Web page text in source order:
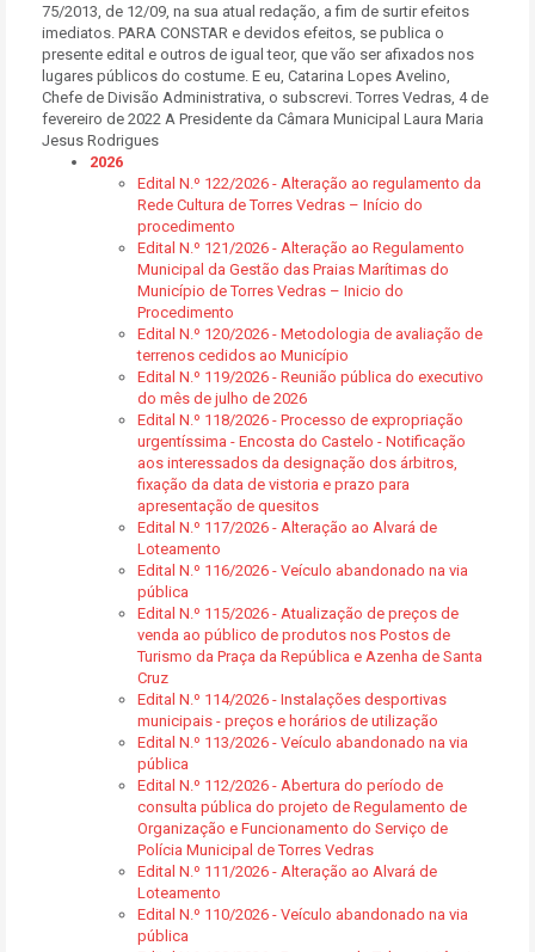
75/2013, de 12/09, na sua atual redação, a fim de surtir efeitos
imediatos. PARA CONSTAR e devidos efeitos, se publica o
presente edital e outros de igual teor, que vão ser afixados nos
lugares públicos do costume. E eu, Catarina Lopes Avelino,
Chefe de Divisão Administrativa, o subscrevi. Torres Vedras, 4 de
fevereiro de 2022 A Presidente da Câmara Municipal Laura Maria
Jesus Rodrigues
2026
Edital N.º 122/2026 - Alteração ao regulamento da
Rede Cultura de Torres Vedras – Início do
procedimento
Edital N.º 121/2026 - Alteração ao Regulamento
Municipal da Gestão das Praias Marítimas do
Município de Torres Vedras – Inicio do
Procedimento
Edital N.º 120/2026 - Metodologia de avaliação de
terrenos cedidos ao Município
Edital N.º 119/2026 - Reunião pública do executivo
do mês de julho de 2026
Edital N.º 118/2026 - Processo de expropriação
urgentíssima - Encosta do Castelo - Notificação
aos interessados da designação dos árbitros,
fixação da data de vistoria e prazo para
apresentação de quesitos
Edital N.º 117/2026 - Alteração ao Alvará de
Loteamento
Edital N.º 116/2026 - Veículo abandonado na via
pública
Edital N.º 115/2026 - Atualização de preços de
venda ao público de produtos nos Postos de
Turismo da Praça da República e Azenha de Santa
Cruz
Edital N.º 114/2026 - Instalações desportivas
municipais - preços e horários de utilização
Edital N.º 113/2026 - Veículo abandonado na via
pública
Edital N.º 112/2026 - Abertura do período de
consulta pública do projeto de Regulamento de
Organização e Funcionamento do Serviço de
Polícia Municipal de Torres Vedras
Edital N.º 111/2026 - Alteração ao Alvará de
Loteamento
Edital N.º 110/2026 - Veículo abandonado na via
pública